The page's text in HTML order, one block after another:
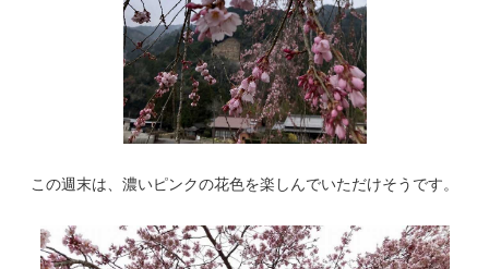
この週末は、濃いピンクの花色を楽しんでいただけそうです。